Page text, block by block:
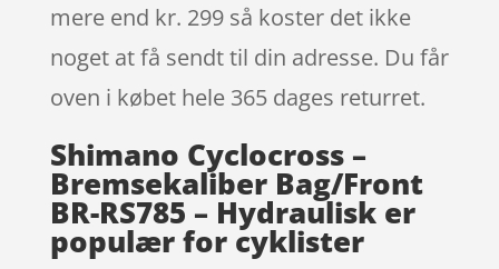
mere end kr. 299 så koster det ikke
noget at få sendt til din adresse. Du får
oven i købet hele 365 dages returret.
Shimano Cyclocross –
Bremsekaliber Bag/Front
BR-RS785 – Hydraulisk er
populær for cyklister